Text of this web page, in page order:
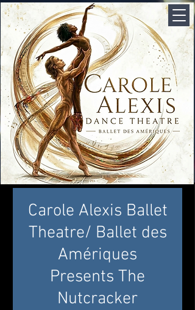
Carole Alexis Ballet
Theatre/ Ballet des
Amériques
Presents The
Nutcracker